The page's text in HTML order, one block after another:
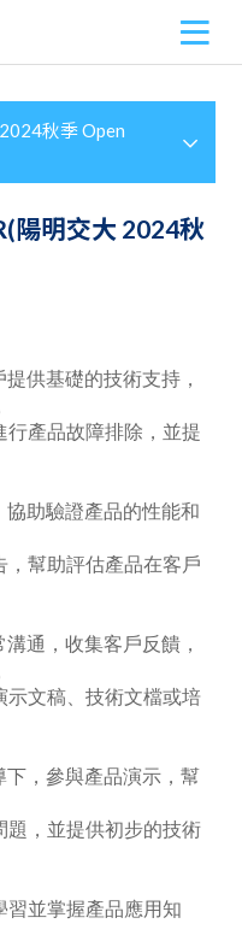
秋季 Open
陽明交大 2024秋
供基礎的技術支持，
行產品故障排除，並提
協助驗證產品的性能和
，幫助評估產品在客戶
通，收集客戶反饋，
示文稿、技術文檔或培
下，參與產品演示，幫
題，並提供初步的技術
習並掌握產品應用知